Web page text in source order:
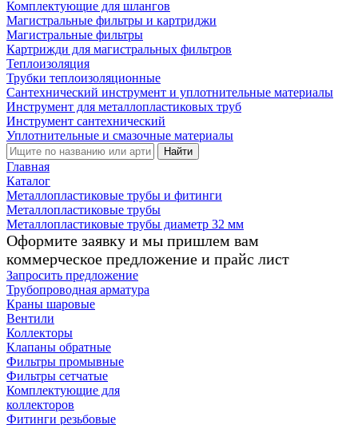
Комплектующие для шлангов
Магистральные фильтры и картриджи
Магистральные фильтры
Картрижди для магистральных фильтров
Теплоизоляция
Трубки теплоизоляционные
Сантехнический инструмент и уплотнительные материалы
Инструмент для металлопластиковых труб
Инструмент сантехнический
Уплотнительные и смазочные материалы
Найти
Главная
Каталог
Металлопластиковые трубы и фитинги
Металлопластиковые трубы
Металлопластиковые трубы диаметр 32 мм
Оформите заявку и мы пришлем вам
коммерческое предложение и прайс лист
Запросить предложение
Трубопроводная арматура
Краны шаровые
Вентили
Коллекторы
Клапаны обратные
Фильтры промывные
Фильтры сетчатые
Комплектующие для
коллекторов
Фитинги резьбовые